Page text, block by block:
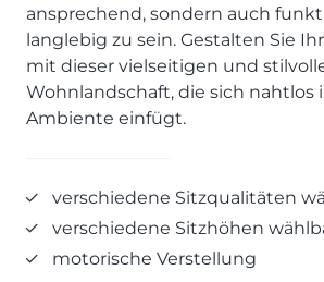
ALLES ANZEIGEN
SCHLAFZIMMER
Kleiderschränke & Systeme
Folie & Lack
ALLES ANZEIGEN
Küchenspülen
Villeroy & Boch - Design trifft auf
PROSPEKTE
Newsletter-Anmeldung
SERVICES IM ÜBERBLICK
JOBS & KARRIERE
Marketing-Manager (m/w/d)
Küchenfachberater (m/w/d)
Schreiner/Monteur (m/w/d)
ansprechend, sondern auch
langlebig zu sein. Gestalten Sie
mit dieser vielseitigen und
Wohnlandschaft, die sich nahtlos
Ambiente einfügt.
verschiedene Sitzqualitäten
verschiedene Sitzhöhen
motorische Verstellung